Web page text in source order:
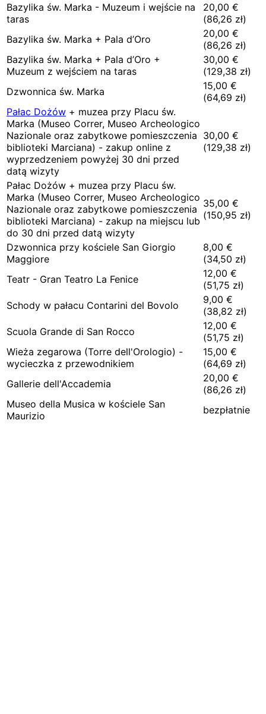
Bazylika św. Marka - Muzeum i wejście na
taras
20,00 €
(86,26 zł)
Bazylika św. Marka + Pala d’Oro
20,00 €
(86,26 zł)
Bazylika św. Marka + Pala d’Oro +
Muzeum z wejściem na taras
30,00 €
(129,38 zł)
Dzwonnica św. Marka
15,00 €
(64,69 zł)
Pałac Dożów + muzea przy Placu św.
Marka (Museo Correr, Museo Archeologico
Nazionale oraz zabytkowe pomieszczenia
biblioteki Marciana) - zakup online z
wyprzedzeniem powyżej 30 dni przed
datą wizyty
30,00 €
(129,38 zł)
Pałac Dożów + muzea przy Placu św.
Marka (Museo Correr, Museo Archeologico
Nazionale oraz zabytkowe pomieszczenia
biblioteki Marciana) - zakup na miejscu lub
do 30 dni przed datą wizyty
35,00 €
(150,95 zł)
Dzwonnica przy kościele San Giorgio
Maggiore
8,00 €
(34,50 zł)
Teatr - Gran Teatro La Fenice
12,00 €
(51,75 zł)
Schody w pałacu Contarini del Bovolo
9,00 €
(38,82 zł)
Scuola Grande di San Rocco
12,00 €
(51,75 zł)
Wieża zegarowa (Torre dell'Orologio) -
wycieczka z przewodnikiem
15,00 €
(64,69 zł)
Gallerie dell'Accademia
20,00 €
(86,26 zł)
Museo della Musica w kościele San
Maurizio
bezpłatnie